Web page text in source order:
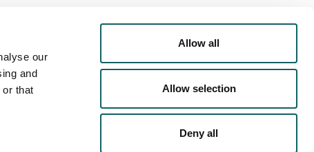
our
and
or that
Allow all
Allow selection
Deny all
OFERTA DEPORTIVA
ACTIVIDADES EXTRA-
ACADÉMICAS